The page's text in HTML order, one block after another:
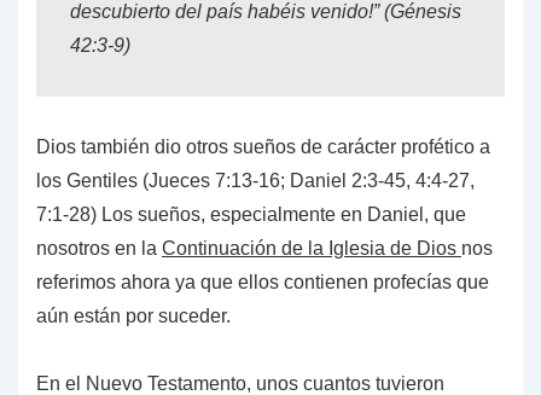
descubierto del país habéis venido!” (Génesis
42:3-9)
Dios también dio otros sueños de carácter profético a
los Gentiles (Jueces 7:13-16; Daniel 2:3-45, 4:4-27,
7:1-28) Los sueños, especialmente en Daniel, que
nosotros en la Continuación de la Iglesia de Dios nos
referimos ahora ya que ellos contienen profecías que
aún están por suceder.
En el Nuevo Testamento, unos cuantos tuvieron